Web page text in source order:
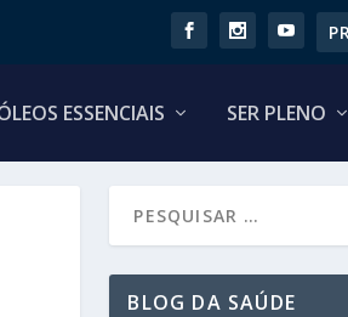
ESSENCIAIS SER PLENO
BLOG DA SAÚDE